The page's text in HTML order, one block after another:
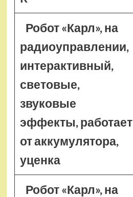
Робот «Карл», на
радиоуправлении,
интерактивный,
световые,
звуковые
эффекты, работает
от аккумулятора,
уценка
Робот «Карл», на